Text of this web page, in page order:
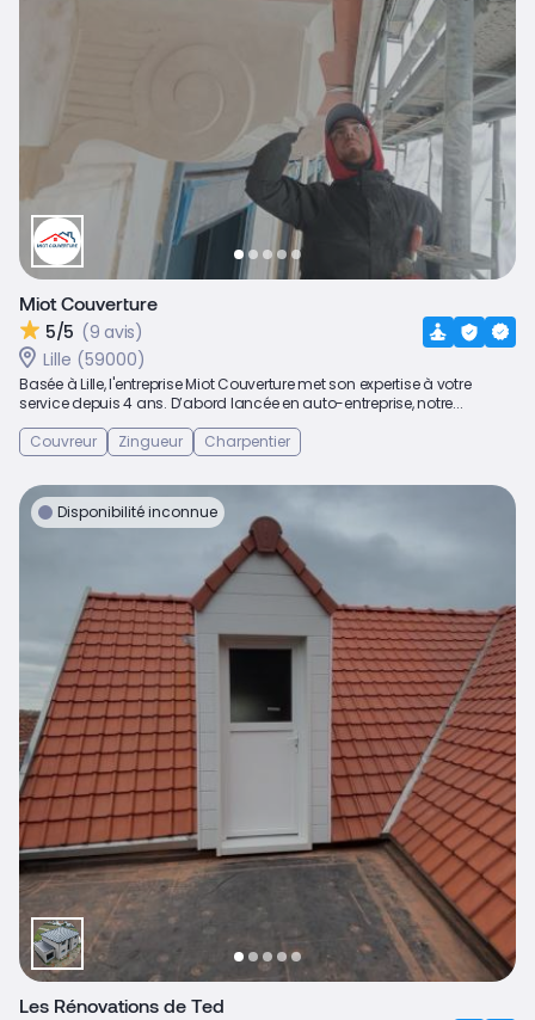
Miot Couverture
5/5 (9 avis)
Lille (59000)
Basée à Lille, l'entreprise Miot Couverture met son expertise à votre
service depuis 4 ans. D’abord lancée en auto-entreprise, notre...
Couvreur
Zingueur Charpentier
Disponibilité inconnue
Les Rénovations de Ted